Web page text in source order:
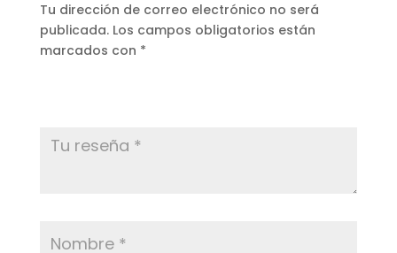
Tu dirección de correo electrónico no será
publicada. Los campos obligatorios están
marcados con *